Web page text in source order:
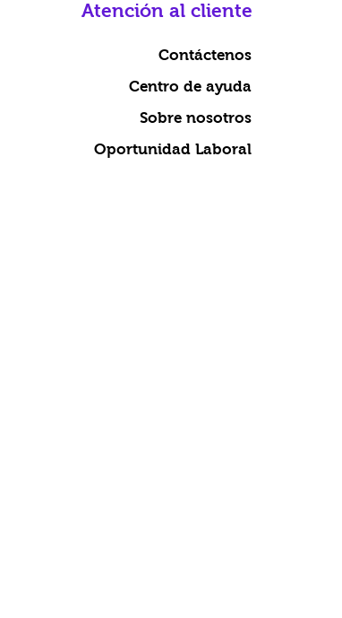
Atención al cliente
Contáctenos
Centro de ayuda
Sobre nosotros
Oportunidad Laboral